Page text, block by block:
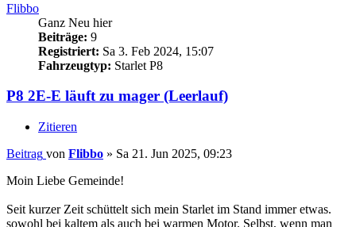
Flibbo
Ganz Neu hier
Beiträge: 9
Registriert: Sa 3. Feb 2024, 15:07
Fahrzeugtyp: Starlet P8
P8 2E-E läuft zu mager (Leerlauf)
Zitieren
Beitrag von Flibbo » Sa 21. Jun 2025, 09:23
Moin Liebe Gemeinde!
Seit kurzer Zeit schüttelt sich mein Starlet im Stand immer etwas.
sowohl bei kaltem als auch bei warmen Motor. Selbst, wenn man